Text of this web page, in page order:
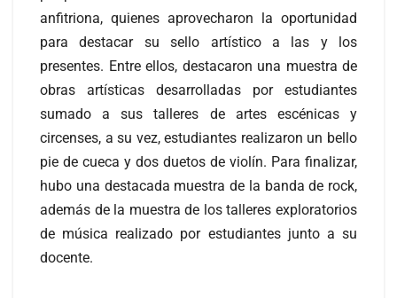
anfitriona, quienes aprovecharon la oportunidad
para destacar su sello artístico a las y los
presentes. Entre ellos, destacaron una muestra de
obras artísticas desarrolladas por estudiantes
sumado a sus talleres de artes escénicas y
circenses, a su vez, estudiantes realizaron un bello
pie de cueca y dos duetos de violín. Para finalizar,
hubo una destacada muestra de la banda de rock,
además de la muestra de los talleres exploratorios
de música realizado por estudiantes junto a su
docente.